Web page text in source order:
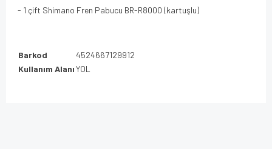
- 1 çift Shimano Fren Pabucu BR-R8000 (kartuşlu)
Barkod
4524667129912
Kullanım AlanıYOL